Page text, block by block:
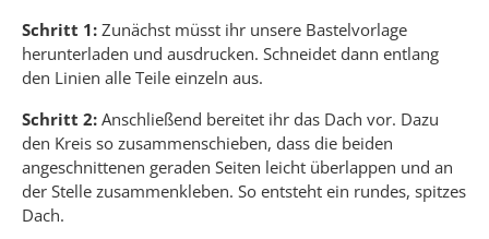
Schritt 1: Zunächst müsst ihr unsere Bastelvorlage
herunterladen und ausdrucken. Schneidet dann entlang
den Linien alle Teile einzeln aus.
Schritt 2: Anschließend bereitet ihr das Dach vor. Dazu
den Kreis so zusammenschieben, dass die beiden
angeschnittenen geraden Seiten leicht überlappen und an
der Stelle zusammenkleben. So entsteht ein rundes, spitzes
Dach.